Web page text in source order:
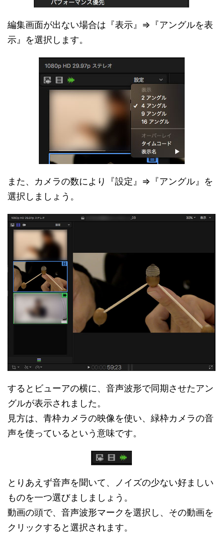
編集画面が出ない場合は『表示』⇒『アングルを表
示』を選択します。
また、カメラの数により『設定』⇒『アングル』を
選択しましょう。
するとビューアの横に、音声波形で同期させたアン
グルが表示されました。
見方は、青枠カメラの映像を使い、緑枠カメラの音
声を使っているという意味です。
とりあえず音声を聞いて、ノイズの少ない好ましい
ものを一つ選びましましょう。
動画の頭で、音声波形マークを選択し、その動画を
クリックすると選択されます。